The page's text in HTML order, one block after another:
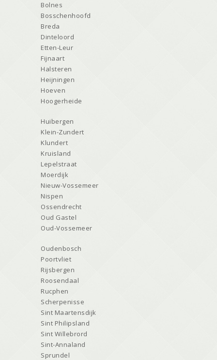
Bolnes
Bosschenhoofd
Breda
Dinteloord
Etten-Leur
Fijnaart
Halsteren
Heijningen
Hoeven
Hoogerheide
Huibergen
Klein-Zundert
Klundert
Kruisland
Lepelstraat
Moerdijk
Nieuw-Vossemeer
Nispen
Ossendrecht
Oud Gastel
Oud-Vossemeer
Oudenbosch
Poortvliet
Rijsbergen
Roosendaal
Rucphen
Scherpenisse
Sint Maartensdijk
Sint Philipsland
Sint Willebrord
Sint-Annaland
Sprundel